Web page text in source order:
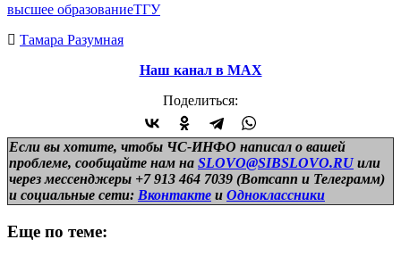
высшее образованиеТГУ
Тамара Разумная
Наш канал в МАХ
Поделиться:
Если вы хотите, чтобы ЧС-ИНФО написал о вашей
проблеме, сообщайте нам на SLOVO@SIBSLOVO.RU или
через мессенджеры +7 913 464 7039 (Вотсапп и Телеграмм)
и социальные сети: Вконтакте и Одноклассники
Еще по теме: